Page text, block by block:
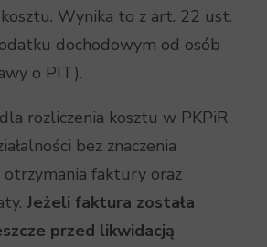
Wynika to z art. 22 ust.
dochodowym od osób
o PIT).
rozliczenia kosztu w PKPiR
bez znaczenia
otrzymania faktury oraz
Jeżeli faktura została
przed likwidacją